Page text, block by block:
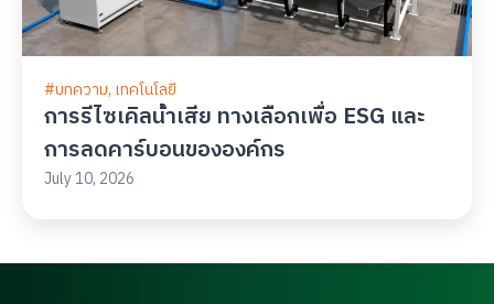
#บทความ, เทคโนโลยี
การรีไซเคิลน้ําเสีย ทางเลือกเพื่อ ESG และ
การลดคาร์บอนขององค์กร
July 10, 2026